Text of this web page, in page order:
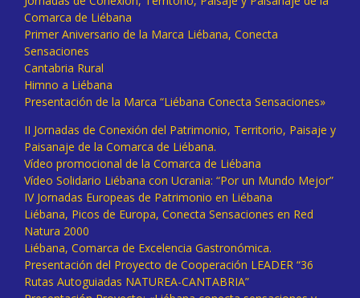
Comarca de Liébana
Primer Aniversario de la Marca Liébana, Conecta
Sensaciones
Cantabria Rural
Himno a Liébana
Presentación de la Marca “Liébana Conecta Sensaciones»
II Jornadas de Conexión del Patrimonio, Territorio, Paisaje y
Paisanaje de la Comarca de Liébana.
Vídeo promocional de la Comarca de Liébana
Vídeo Solidario Liébana con Ucrania: “Por un Mundo Mejor”
IV Jornadas Europeas de Patrimonio en Liébana
Liébana, Picos de Europa, Conecta Sensaciones en Red
Natura 2000
Liébana, Comarca de Excelencia Gastronómica.
Presentación del Proyecto de Cooperación LEADER “36
Rutas Autoguiadas NATUREA-CANTABRIA”